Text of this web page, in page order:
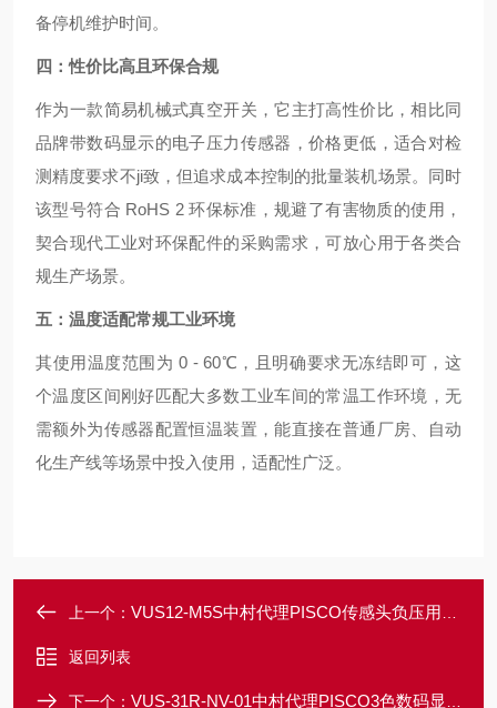
备停机维护时间。
四：性价比高且环保合规
作为一款简易机械式真空开关，它主打高性价比，相比同
品牌带数码显示的电子压力传感器，价格更低，适合对检
测精度要求不ji致，但追求成本控制的批量装机场景。同时
该型号符合 RoHS 2 环保标准，规避了有害物质的使用，
契合现代工业对环保配件的采购需求，可放心用于各类合
规生产场景。
五：温度适配常规工业环境
其使用温度范围为 0 - 60℃，且明确要求无冻结即可，这
个温度区间刚好匹配大多数工业车间的常温工作环境，无
需额外为传感器配置恒温装置，能直接在普通厂房、自动
化生产线等场景中投入使用，适配性广泛。
上一个： VUS12-M5S中村代理PISCO传感头负压用外螺纹型
返回列表
下一个： VUS-31R-NV-01中村代理PISCO3色数码显示压力传感器